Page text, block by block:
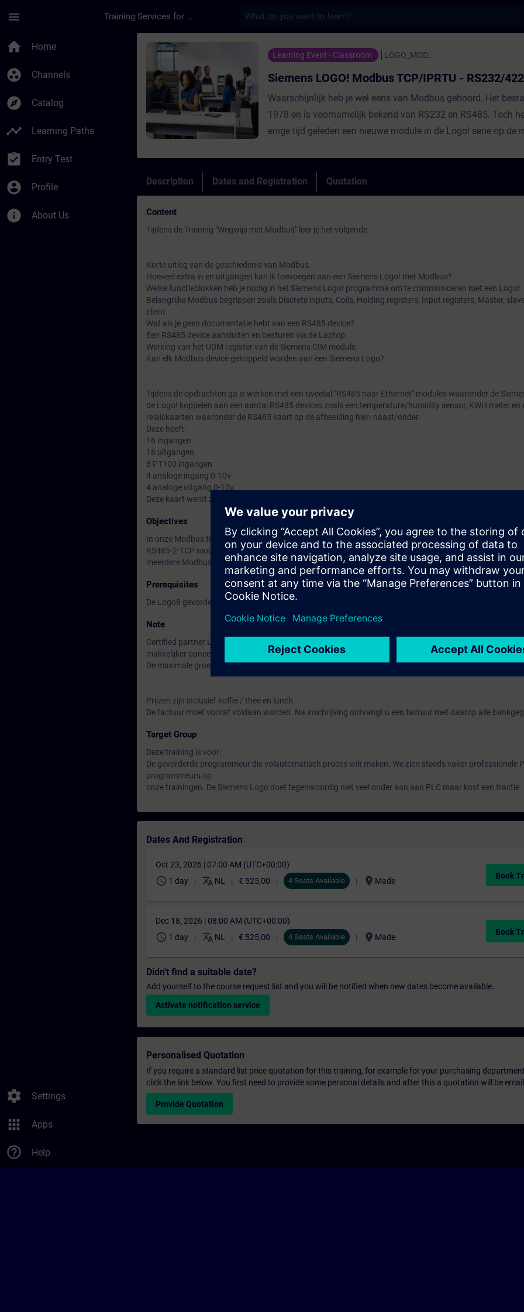
menu Training Services for Digital Industries
home Home
group_work Channels
explore Catalog
timeline Learning Paths
assignment_turned_in Entry Test
account_circle Profile
info About Us
settings Settings
apps Apps
help_outline Help
Course - Siemens LOGO! Modbus TCP/IPRTU - RS232/422/
Learning Event - Classroom LOGO_MOD...
Siemens LOGO! Modbus TCP/IPRTU - RS232/
Waarschijnlijk heb je wel eens van Modbus gehoord. Het
1978 en is voornamelijk bekend van RS232 en RS485. Toch
enige tijd geleden een nieuwe module in de Logo! serie op de
De Logo! zelf kan sowieso zonder extra module met Modbus
overweg.
Description Dates and Registration Quotation
Content
Tijdens de Training "Wegwijs met Modbus" leer je het volgende:
Korte uitleg van de geschiedenis van Modbus.
Hoeveel extra in en uitgangen kan ik toevoegen aan een Siemens Logo! met Modbus?
Welke functieblokken heb je nodig in het Siemens Logo! programma om te communiceren met een Logo!.
Belangrijke Modbus begrippen zoals Discrete inputs, Coils, Holding registers, Input registers, Master,
client.
Wat als je geen documentatie hebt van een RS485 device?
Een RS485 device aansluiten en besturen via de Laptop.
Werking van het UDM register van de Siemens CIM module.
Kan elk Modbus device gekoppeld worden aan een Siemens Logo?
Tijdens de opdrachten ga je werken met een tweetal "RS485 naar Ethernet" modules waaronder de
de Logo! koppelen aan een aantal RS485 devices zoals een temperature/humidity sensor, KWH meter en
relaiskaarten waaronder de RS485 kaart op de afbeelding hier- naast/onder.
Deze heeft:
16 ingangen
16 uitgangen
8 PT100 ingangen
4 analoge ingang 0-10v
4 analoge uitgang 0-10v
Deze kaart werkt zonder problemen met Siemens Logo!
Objectives
In onze Modbus training maken we je wegwijs in dit toch wel moeilijke protocol. Je gaat aan de slag met
RS485-2-TCP modules namelijk de CIM en een andere universele RS485 to Ethernet module. Via deze
meerdere Modbus devices aansluiten. Natuurlijk allen in combinatie met de Siemens Logo!
Prerequisites
De Logo8 gevorderden opleiding of voldoende aantoonbare ervaring.
Note
Certified partner Logo8 in Made beschikt over een groot aantal praktijkgerichte opdrachten zodat u de
makkelijker opneemt en begrijpt.
De maximale groepsgrootte is 4 personen waardoor u veel persoonlijke aandacht krijgt.
Prijzen zijn inclusief koffie / thee en lunch.
De factuur moet vooraf voldaan worden. Na inschrijving ontvangt u een factuur met daarop alle
Target Group
Deze training is voor:
De gevorderde programmeur die volautomatisch proces wilt maken. We zien steeds vaker professionele
programmeurs op
onze trainingen. De Siemens Logo doet tegenwoordig niet veel onder aan aan PLC maar kost een fractie.
Dates And Registration
Oct 23, 2026 | 07:00 AM (UTC+00:00)
schedule 1 day translate NL € 525,00 4 Seats Available location_on Made
Book
Dec 18, 2026 | 08:00 AM (UTC+00:00)
schedule 1 day translate NL € 525,00 4 Seats Available location_on Made
Book
Didn't find a suitable date?
Add yourself to the course request list and you will be notified when new dates become available.
Activate notification service
Personalised Quotation
If you require a standard list price quotation for this training, for example for your purchasing
click the link below. You first need to provide some personal details and after this a quotation will be
Provide Quotation